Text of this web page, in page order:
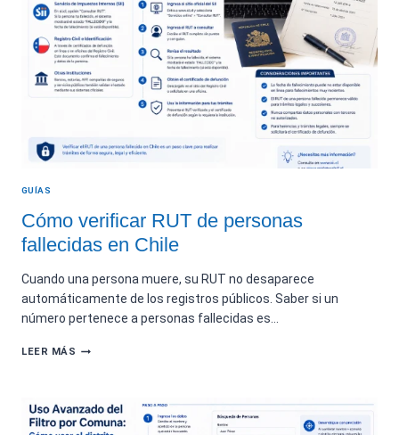
BÚSQUEDA
Y
VALIDACIÓN
GUÍAS
Cómo verificar RUT de personas
fallecidas en Chile
Cuando una persona muere, su RUT no desaparece
automáticamente de los registros públicos. Saber si un
número pertenece a personas fallecidas es…
LEER MÁS CÓMO
DE
PERSONAS